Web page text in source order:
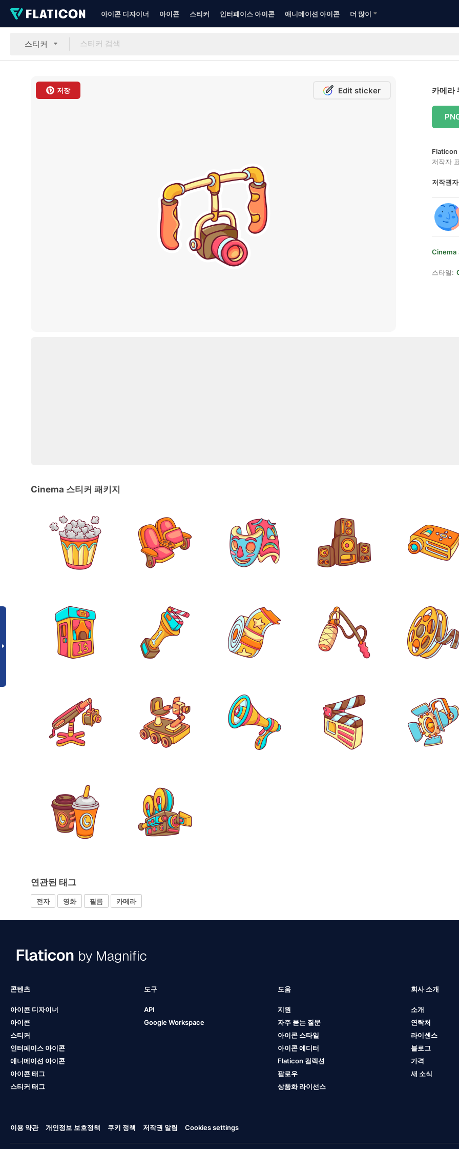
아이콘 디자이너 아이콘 스티커 인터페이스 아이콘 애니메이션 아이콘 더 많이
스티커
저장 Edit sticker 카메라
Flaticon
저작자
저작권
Cinema
스타일:
Cinema 스티커 패키지
연관된 태그
전자 영화 필름 카메라
콘텐츠
아이콘 디자이너
아이콘
스티커
인터페이스 아이콘
애니메이션 아이콘
아이콘 태그
스티커 태그
도구
API
Google Workspace
도움
지원
자주 묻는 질문
아이콘 스타일
아이콘 에디터
Flaticon 컬렉션
팔로우
상품화 라이선스
회사 소개
소개
연락처
라이센스
블로그
가격
새 소식
이용 약관 개인정보 보호정책 쿠키 정책 저작권 알림 Cookies settings